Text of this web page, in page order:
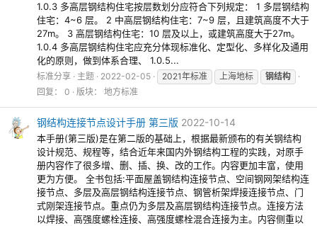
1.0.3 多高层钢结构住宅按层数划分应符合下列规定： 1 多层钢结构
住宅：4~6 层。 2 中高层钢结构住宅：7~9 层，且建筑高度不大于
27m。 3 高层钢结构住宅：10 层及以上，或建筑高度大于27m。
1.0.4 多高层钢结构住宅应充分体现标准化、定型化、多样化及通用
化的原则，做到体系合理、 1.0.5...
标准分享 主题 2022-02-05 2021年标准 上海地标
钢结构
回复： 0
版块： 地方标准
钢结构连接节点设计手册 第三版 2022-10-14
本手册(第三版)是在第二版的基础上，根据最新颁布的有关钢结构
设计规范、规程等，结合近年来国内外钢结构工程的实践，对原手
册内容作了很多增、删、插、换、改的工作。内容更加丰富，使用
更为方便。 全书包括:平面屋盖钢结构连接节点、空间钢网架结构连
接节点、多层及高层钢结构连接节点、钢管析架焊接连接节点、门
式刚架连接节点。重点仍为多层及高层钢结构连接节点。连接方法
以焊接、高强度螺栓连接、高强度螺栓混合连接为主。内容侧重以